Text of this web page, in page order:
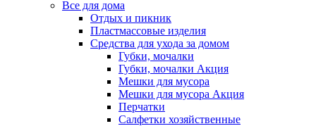
Все для дома
Отдых и пикник
Пластмассовые изделия
Средства для ухода за домом
Губки, мочалки
Губки, мочалки Акция
Мешки для мусора
Мешки для мусора Акция
Перчатки
Салфетки хозяйственные